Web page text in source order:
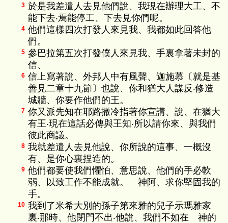
3 於是我差遣人去見他們說、我現在辦理大工、不
能下去‧焉能停工、下去見你們呢。
4 他們這樣四次打發人來見我、我都如此回答他
們。
5 參巴拉第五次打發僕人來見我、手裏拿著未封的
信、
6 信上寫著說、外邦人中有風聲、迦施慕〔就是基
善見二章十九節〕也說、你和猶大人謀反‧修造
城牆、你要作他們的王。
7 你又派先知在耶路撒冷指著你宣講、說、在猶大
有王‧現在這話必傳與王知‧所以請你來、與我們
彼此商議。
8 我就差遣人去見他說、你所說的這事、一概沒
有、是你心裏捏造的。
9 他們都要使我們懼怕、意思說、他們的手必軟
弱、以致工作不能成就。 神阿、求你堅固我的
手。
10 我到了米希大別的孫子第來雅的兒子示瑪雅家
裏‧那時、他閉門不出‧他說、我們不如在 神的